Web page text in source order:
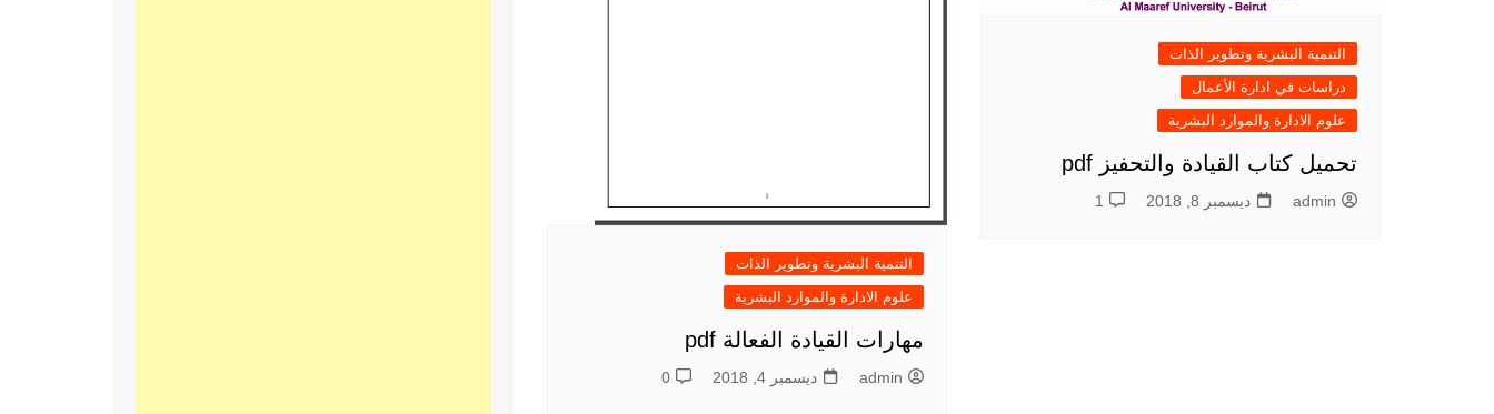
التنمية البشرية وتطوير الذات
دراسات في ادارة الأعمال
علوم الادارة والموارد البشرية
تحميل كتاب القيادة والتحفيز pdf
admin ديسمبر 8, 2018 1
التنمية البشرية وتطوير الذات
علوم الادارة والموارد البشرية
مهارات القيادة الفعالة pdf
admin ديسمبر 4, 2018 0